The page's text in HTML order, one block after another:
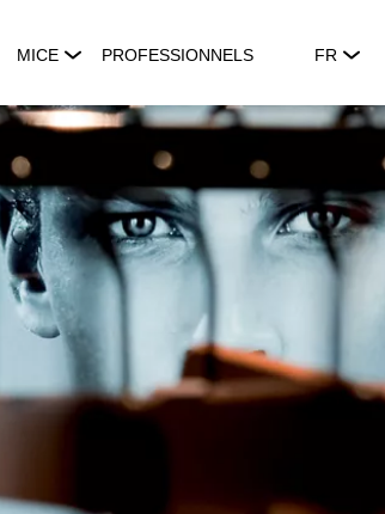
MICE PROFESSIONNELS FR